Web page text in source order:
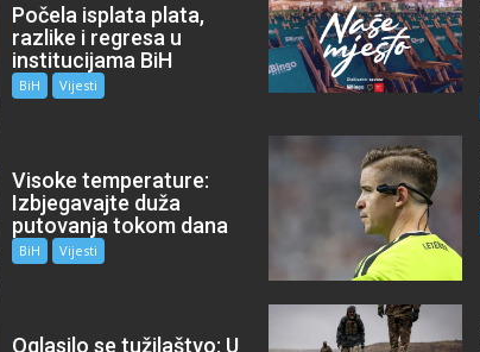
Počela isplata plata,
razlike i regresa u
institucijama BiH
BiH Vijesti
Visoke temperature:
Izbjegavajte duža
putovanja tokom dana
BiH Vijesti
Oglasilo se tužilaštvo: U